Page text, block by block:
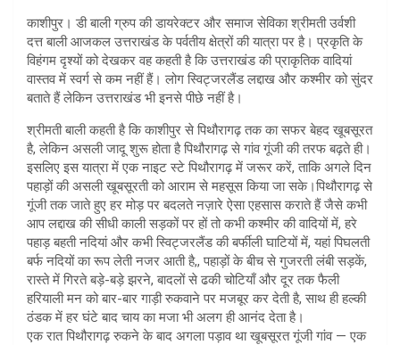
काशीपुर। डी बाली ग्रुप की डायरेक्टर और समाज सेविका श्रीमती उर्वशी
दत्त बाली आजकल उत्तराखंड के पर्वतीय क्षेत्रों की यात्रा पर है। प्रकृति के
विहंगम दृश्यों को देखकर वह कहती है कि उत्तराखंड की प्राकृतिक वादियां
वास्तव में स्वर्ग से कम नहीं हैं। लोग स्विट्जरलैंड लद्दाख और कश्मीर को सुंदर
बताते हैं लेकिन उत्तराखंड भी इनसे पीछे नहीं है।
श्रीमती बाली कहती है कि काशीपुर से पिथौरागढ़ तक का सफर बेहद खूबसूरत
है, लेकिन असली जादू शुरू होता है पिथौरागढ़ से गांव गूंजी की तरफ बढ़ते ही।
इसलिए इस यात्रा में एक नाइट स्टे पिथौरागढ़ में जरूर करें, ताकि अगले दिन
पहाड़ों की असली खूबसूरती को आराम से महसूस किया जा सके।पिथौरागढ़ से
गूंजी तक जाते हुए हर मोड़ पर बदलते नज़ारे ऐसा एहसास कराते हैं जैसे कभी
आप लद्दाख की सीधी काली सड़कों पर हों तो कभी कश्मीर की वादियों में, हरे
पहाड़ बहती नदियां और कभी स्विट्जरलैंड की बर्फीली घाटियों में, यहां पिघलती
बर्फ नदियों का रूप लेती नजर आती है,, पहाड़ों के बीच से गुजरती लंबी सड़कें,
रास्ते में गिरते बड़े-बड़े झरने, बादलों से ढकी चोटियाँ और दूर तक फैली
हरियाली मन को बार-बार गाड़ी रुकवाने पर मजबूर कर देती है, साथ ही हल्की
ठंडक में हर घंटे बाद चाय का मजा भी अलग ही आनंद देता है।
एक रात पिथौरागढ़ रुकने के बाद अगला पड़ाव था खूबसूरत गूंजी गांव — एक